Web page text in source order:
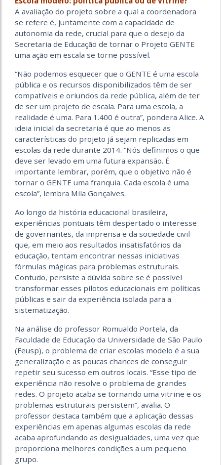
A avaliação do projeto sobre a qual a coordenadora
se refere é, juntamente com a capacidade de
autonomia da rede, crucial para que o desejo da
Secretaria de Educação de tornar o Projeto GENTE
uma ação em escala se torne possível.
“Não podemos esquecer que o GENTE é uma escola
pública e os recursos disponibilizados têm de ser
compatíveis e oriundos da rede pública, além de ter
de ser um projeto de escala. Para uma escola, a
realidade é uma. Para 1.400 é outra”, pondera Alice. A
ideia inicial da secretaria é que ao menos as
características do projeto já sejam replicadas em
escolas da rede durante 2014. “Nós definimos o que
deve ser levado em uma futura expansão. É
importante lembrar, porém, que o objetivo não é
tornar o GENTE uma franquia. Cada escola é uma
escola”, lembra Mila Gonçalves.
Ao longo da história educacional brasileira,
experiências pontuais têm despertado o interesse
de governantes, da imprensa e da sociedade civil
que, em meio aos resultados insatisfatórios da
educação, tentam encontrar nessas iniciativas
fórmulas mágicas para problemas estruturais.
Contudo, persiste a dúvida sobre se é possível
transformar esses pilotos educacionais em políticas
públicas e sair da experiência isolada para a
sistematização.
Na análise do professor Romualdo Portela, da
Faculdade de Educação da Universidade de São Paulo
(Feusp), o problema de criar escolas modelo é a sua
generalização e as poucas chances de conseguir
repetir seu sucesso em outros locais. “Esse tipo de
experiência não resolve o problema de grandes
redes. O projeto acaba se tornando uma vitrine e os
problemas estruturais persistem”, avalia. O
professor destaca também que a aplicação dessas
experiências em apenas algumas escolas da rede
acaba aprofundando as desigualdades, uma vez que
proporciona melhores condições a um pequeno
grupo.